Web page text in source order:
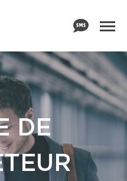
DE